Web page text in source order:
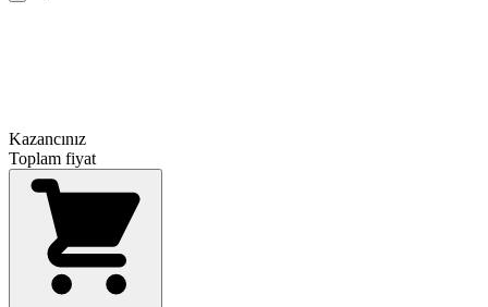
Kazancınız
Toplam fiyat